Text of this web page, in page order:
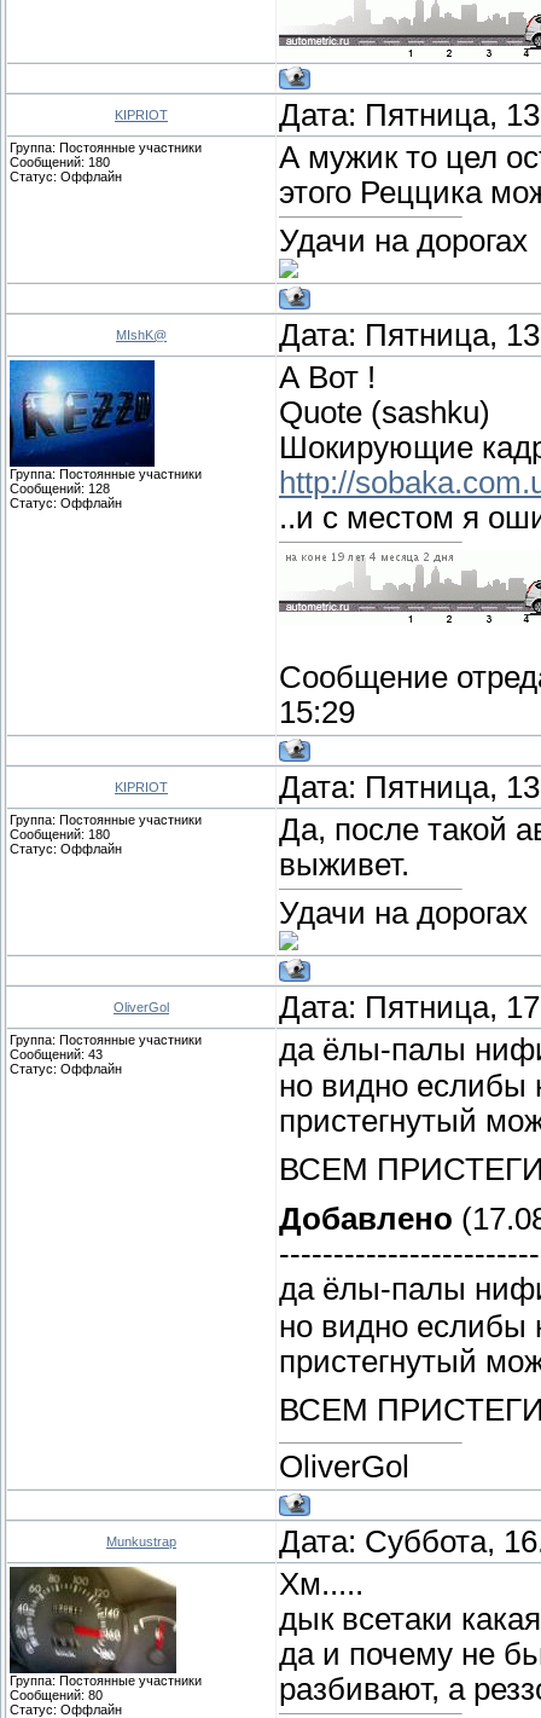
KIPRIOT Дата: Пятница,
Группа: Постоянные участники
Сообщений: 180
Статус: Оффлайн
А мужик то цел
этого Реццика
Удачи на дорогах
MIshK@ Дата: Пятница,
Группа: Постоянные участники
Сообщений: 128
Статус: Оффлайн
А Вот !
Quote (sashku)
Шокирующие
http://
..и с местом я
Сообщение
15:29
KIPRIOT Дата: Пятница,
Группа: Постоянные участники
Сообщений: 180
Статус: Оффлайн
Да, после такой
выживет.
Удачи на дорогах
OliverGol Дата: Пятница,
Группа: Постоянные участники
Сообщений: 43
Статус: Оффлайн
да ёлы-палы
но видно еслибы
пристегнутый
ВСЕМ
Добавлено
да ёлы-палы
но видно еслибы
пристегнутый
ВСЕМ
OliverGol
Munkustrap Дата: Суббота,
Группа: Постоянные участники
Сообщений: 80
Статус: Оффлайн
Хм.....
дык всетаки
да и почему не
разбивают, а